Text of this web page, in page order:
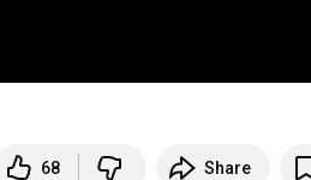
68 Share